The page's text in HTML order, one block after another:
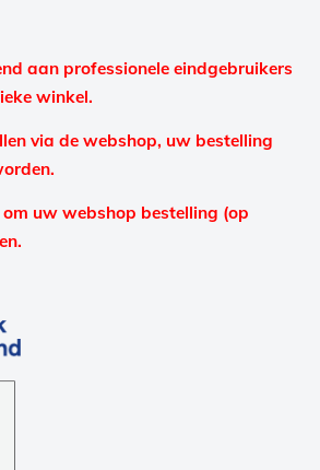
aan professionele eindgebruikers
winkel.
via de webshop, uw bestelling
uw webshop bestelling (op